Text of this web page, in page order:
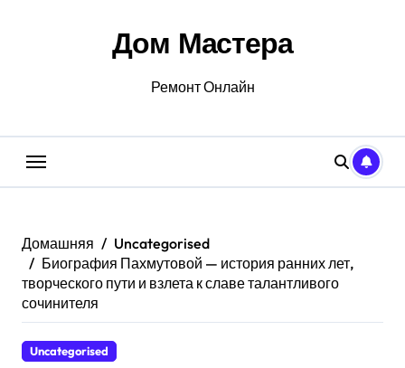
Дом Мастера
Ремонт Онлайн
Домашняя
Uncategorised
Биография Пахмутовой — история ранних лет,
творческого пути и взлета к славе талантливого
сочинителя
Uncategorised